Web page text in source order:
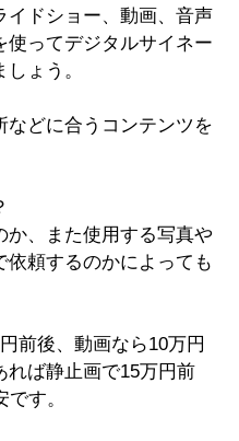
イドショー、動画、音声
使ってデジタルサイネー
ょう。
などに合うコンテンツを
か、また使用する写真や
頼するのかによっても
前後、動画なら10万円
れば静止画で15万円前
す。